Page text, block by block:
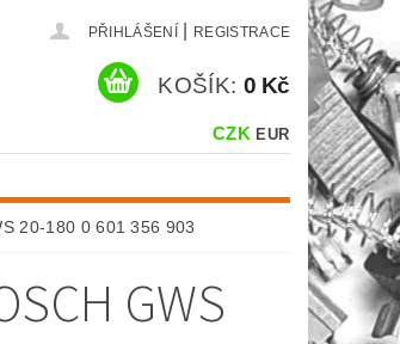
PŘIHLÁŠENÍ REGISTRACE
CZK EUR
KOŠÍK: 0 Kč
20-180 0 601 356 903
GWS